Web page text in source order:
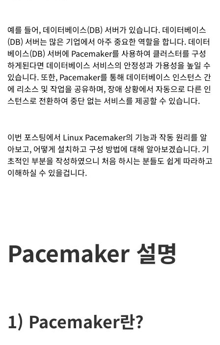
예를 들어, 데이터베이스(DB) 서버가 있습니다. 데이터베이스
(DB) 서버는 많은 기업에서 아주 중요한 역할을 합니다. 데이터
베이스(DB) 서버에 Pacemaker를 사용하여 클러스터를 구성
하게된다면 데이터베이스 서비스의 안정성과 가용성을 높일 수
있습니다. 또한, Pacemaker를 통해 데이터베이스 인스턴스 간
에 리소스 및 작업을 공유하며, 장애 상황에서 자동으로 다른 인
스턴스로 전환하여 중단 없는 서비스를 제공할 수 있습니다.
이번 포스팅에서 Linux Pacemaker의 기능과 작동 원리를 알
아보고, 어떻게 설치하고 구성 방법에 대해 알아보겠습니다. 기
초적인 부분을 작성하였으니 처음 하시는 분들도 쉽게 따라하고
이해하실 수 있을겁니다.
Pacemaker 설명
1) Pacemaker란?